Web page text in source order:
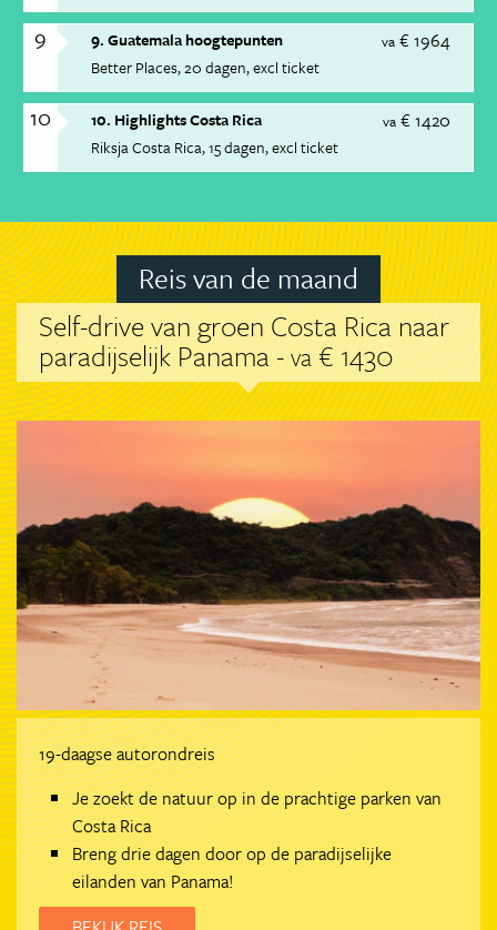
9 va € 1964
9. Guatemala hoogtepunten
Better Places 20 dagen excl ticket
10 va € 1420
10. Highlights Costa Rica
Riksja Costa Rica 15 dagen excl ticket
Reis van de maand
Self-drive van groen Costa Rica naar
paradijselijk Panama -va € 1430
19-daagse autorondreis
Je zoekt de natuur op in de prachtige parken van
Costa Rica
Breng drie dagen door op de paradijselijke
eilanden van Panama!